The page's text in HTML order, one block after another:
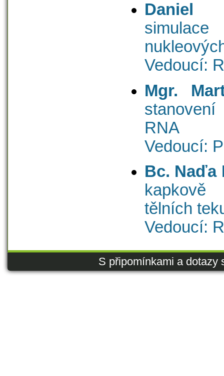
Daniel
Vedoucí:
Mgr.
RNA
Vedoucí:
Bc. Naďa
tělních
Vedoucí:
S připomínkami a dotazy